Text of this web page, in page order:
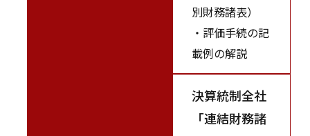
別財務諸表）
・評価手続の記
載例の解説
決算統制全社
「連結財務諸